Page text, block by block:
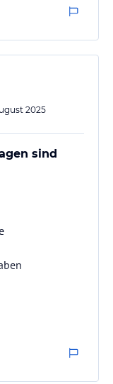
Swimming
2025
sind